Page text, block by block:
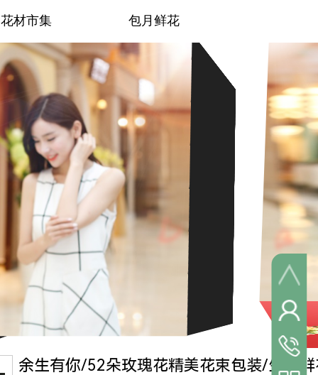
余生有你/52朵玫瑰花精美花束包装/生日
花材市集 包月鲜花
24小时
021-